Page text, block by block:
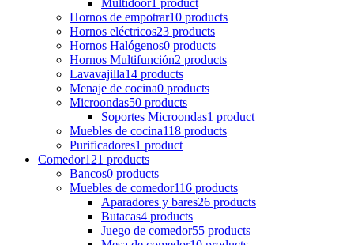
Hornos de empotrar10 products
Hornos eléctricos23 products
Hornos Halógenos0 products
Hornos Multifunción2 products
Lavavajilla14 products
Menaje de cocina0 products
Microondas50 products
Soportes Microondas1 product
Muebles de cocina118 products
Purificadores1 product
Comedor121 products
Bancos0 products
Muebles de comedor116 products
Aparadores y bares26 products
Butacas4 products
Juego de comedor55 products